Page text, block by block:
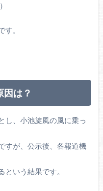
。
は？
し、小池旋風の風に乗っ
すが、公示後、各報道機
いう結果です。